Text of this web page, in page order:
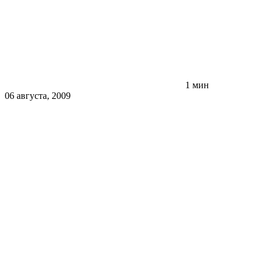
1 мин
06 августа, 2009